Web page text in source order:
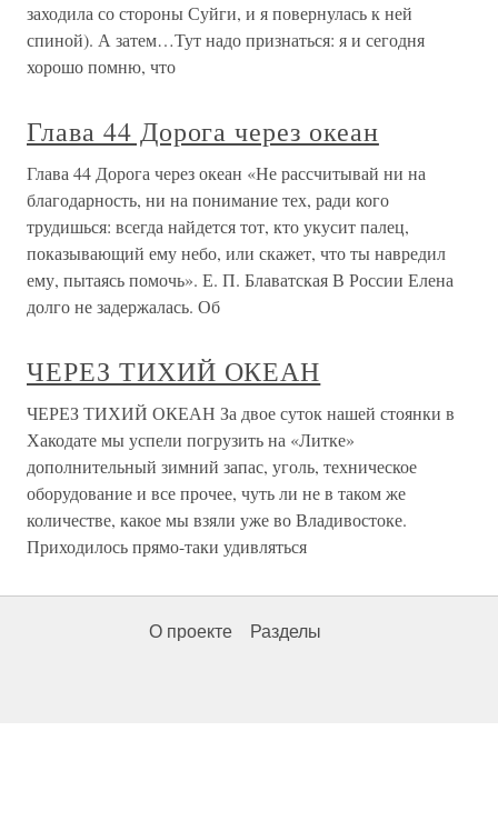
заходила со стороны Суйги, и я повернулась к ней
спиной). А затем…Тут надо признаться: я и сегодня
хорошо помню, что
Глава 44 Дорога через океан
Глава 44 Дорога через океан «Не рассчитывай ни на
благодарность, ни на понимание тех, ради кого
трудишься: всегда найдется тот, кто укусит палец,
показывающий ему небо, или скажет, что ты навредил
ему, пытаясь помочь». Е. П. Блаватская В России Елена
долго не задержалась. Об
ЧЕРЕЗ ТИХИЙ ОКЕАН
ЧЕРЕЗ ТИХИЙ ОКЕАН За двое суток нашей стоянки в
Хакодате мы успели погрузить на «Литке»
дополнительный зимний запас, уголь, техническое
оборудование и все прочее, чуть ли не в таком же
количестве, какое мы взяли уже во Владивостоке.
Приходилось прямо-таки удивляться
О проекте Разделы